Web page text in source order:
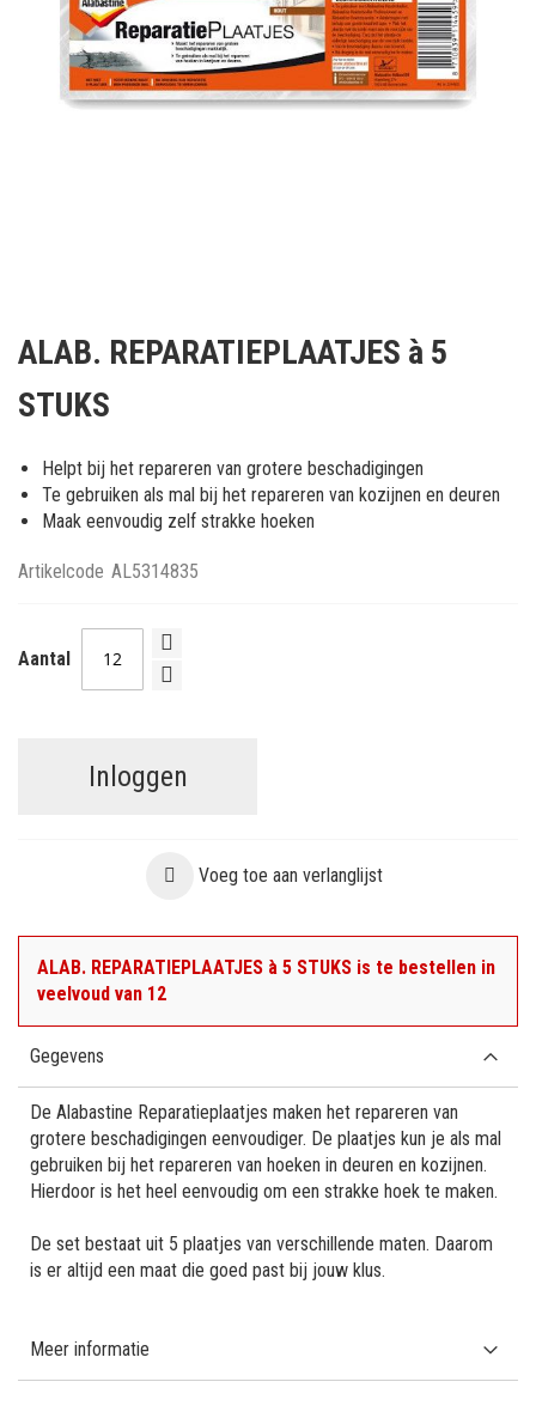
het
van
afbeeldingen-
gallerij
ALAB. REPARATIEPLAATJES à 5
STUKS
Helpt bij het repareren van grotere beschadigingen
Te gebruiken als mal bij het repareren van kozijnen en deuren
Maak eenvoudig zelf strakke hoeken
Artikelcode AL5314835
Aantal
Inloggen
Voeg toe aan verlanglijst
ALAB. REPARATIEPLAATJES à 5 STUKS is te bestellen in
veelvoud van 12
Gegevens
De Alabastine Reparatieplaatjes maken het repareren van
grotere beschadigingen eenvoudiger. De plaatjes kun je als mal
gebruiken bij het repareren van hoeken in deuren en kozijnen.
Hierdoor is het heel eenvoudig om een strakke hoek te maken.
De set bestaat uit 5 plaatjes van verschillende maten. Daarom
is er altijd een maat die goed past bij jouw klus.
Meer informatie